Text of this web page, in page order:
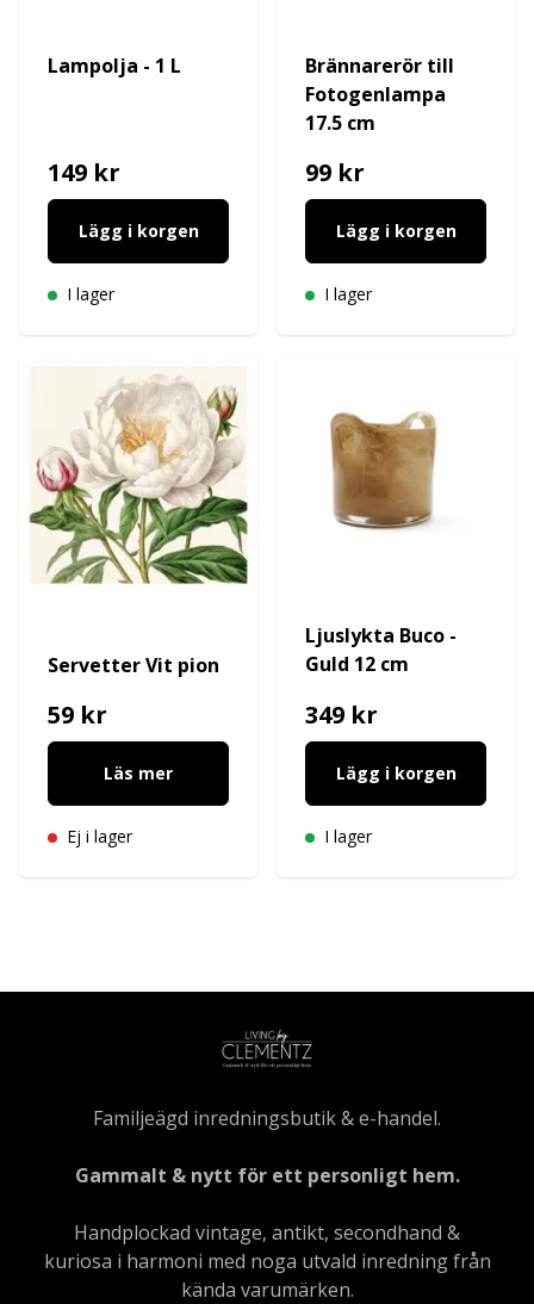
Lampolja - 1 L
149 kr
Lägg i korgen
I lager
Brännarerör till
Fotogenlampa
17.5 cm
99 kr
Lägg i korgen
I lager
Servetter Vit pion
59 kr
Läs mer
Ej i lager
Ljuslykta Buco -
Guld 12 cm
349 kr
Lägg i korgen
I lager
Familjeägd inredningsbutik & e-handel.
Gammalt & nytt för ett personligt hem.
Handplockad vintage, antikt, secondhand &
kuriosa i harmoni med noga utvald inredning från
kända varumärken.